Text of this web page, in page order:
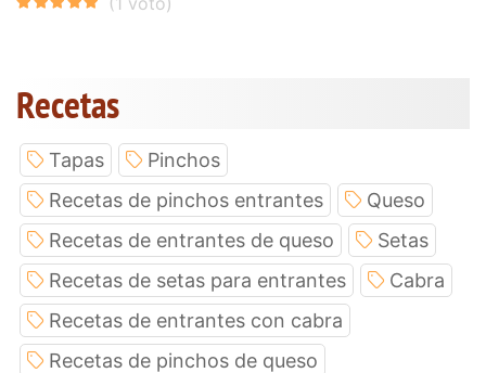
Recetas
Tapas
Pinchos
Recetas de pinchos entrantes
Queso
Recetas de entrantes de queso
Setas
Recetas de setas para entrantes
Cabra
Recetas de entrantes con cabra
Recetas de pinchos de queso